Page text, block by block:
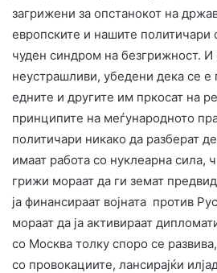
загрижени за опстанокот на
европските и нашите политичари
чуден синдром на безгрижност. И
неустрашливи, убедени дека се е
едните и другите им пркосат на
принципите на меѓународното
политичари никако да разберат
имаат работа со нуклеарна сила,
грижи мораат да ги земат
ја финансираат војната против
мораат да ја активираат
со Москва толку споро се
со провокациите, лансирајќи